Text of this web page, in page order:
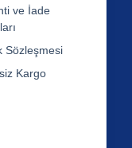
ve İade
Sözleşmesi
Kargo